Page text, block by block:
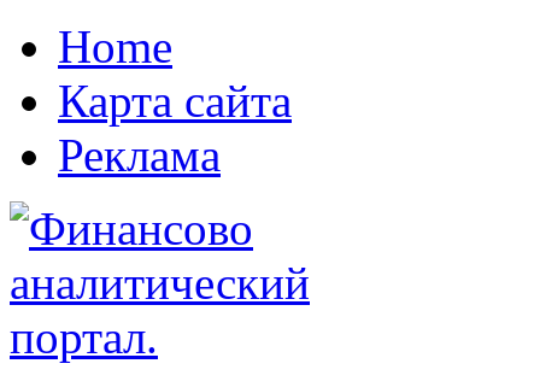
Home
Карта сайта
Реклама